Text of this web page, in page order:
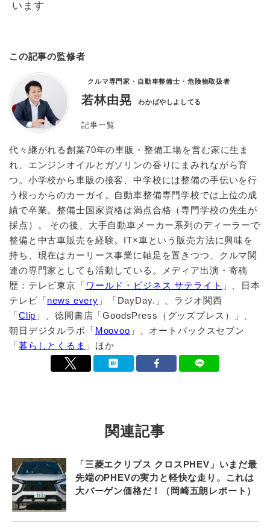
います
この記事の監修者
クルマ専門家・自動車整備士・危険物取扱者
若林由晃 わかばやしよしてる
記事一覧
代々継がれる創業70年の車販・整備工場を営む家に生ま
れ、エンジンオイルとガソリンの香りにまみれながら育
つ。小学校から車販の接客、中学校には整備の手伝いを行
う根っからのカーガイ。自動車整備専門学校では上位の成
績で卒業。整備士国家資格は満点合格（専門学校の先生が
採点）。 その後、大手自動車メーカー系列のディーラーで
整備と中古車販売を経験。IT×車という販売方法に興味を
持ち、現在はカーリース事業に軸足を置きつつ、クルマ関
連の専門家としても活動している。メディア出演・寄稿
歴：テレビ東京「 ワールド・ビジネス サテライト 」、日本
テレビ「news every 」「DayDay.」、ラジオ関西
「Clip 」、徳間書店「GoodsPress（グッズプレス）」、
朝日デジタルラボ「Moovoo 」、オートバックスセブン
「暮らしとくるま 」ほか
関連記事
「三菱エクリプス クロスPHEV」いまだ最
先端のPHEVの実力と軽快な走り。これは
大バーゲン価格だ！（岡崎五朗レポート）